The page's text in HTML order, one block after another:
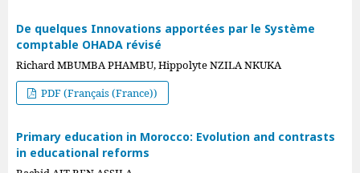
De quelques Innovations apportées par le Système
comptable OHADA révisé
Richard MBUMBA PHAMBU, Hippolyte NZILA NKUKA
PDF (Français (France))
Primary education in Morocco: Evolution and contrasts
in educational reforms